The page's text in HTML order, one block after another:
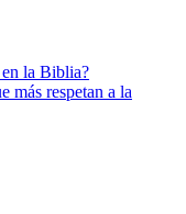
en la Biblia?
más respetan a la